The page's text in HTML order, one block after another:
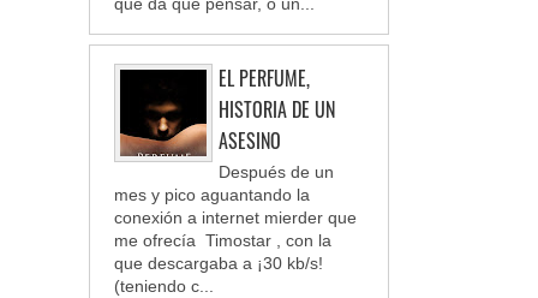
que da que pensar, o un...
EL PERFUME,
HISTORIA DE UN
ASESINO
Después de un
mes y pico aguantando la
conexión a internet mierder que
me ofrecía Timostar , con la
que descargaba a ¡30 kb/s!
(teniendo c...